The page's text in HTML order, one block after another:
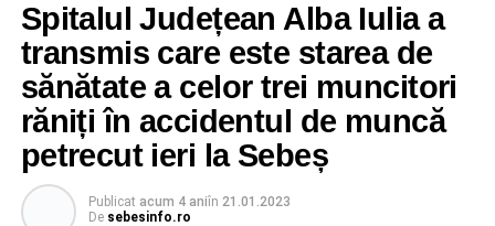
Spitalul Județean Alba Iulia a
transmis care este starea de
sănătate a celor trei muncitori
răniți în accidentul de muncă
petrecut ieri la Sebeș
Publicat acum 4 aniîn 21.01.2023
De sebesinfo.ro